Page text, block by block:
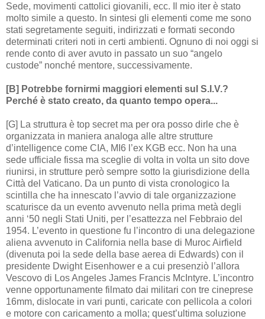
Sede, movimenti cattolici giovanili, ecc. Il mio iter è stato
molto simile a questo. In sintesi gli elementi come me sono
stati segretamente seguiti, indirizzati e formati secondo
determinati criteri noti in certi ambienti. Ognuno di noi oggi si
rende conto di aver avuto in passato un suo “angelo
custode” nonché mentore, successivamente.
[B] Potrebbe fornirmi maggiori elementi sul S.I.V.?
Perché è stato creato, da quanto tempo opera...
[G] La struttura è top secret ma per ora posso dirle che è
organizzata in maniera analoga alle altre strutture
d’intelligence come CIA, MI6 l’ex KGB ecc. Non ha una
sede ufficiale fissa ma sceglie di volta in volta un sito dove
riunirsi, in strutture però sempre sotto la giurisdizione della
Città del Vaticano. Da un punto di vista cronologico la
scintilla che ha innescato l’avvio di tale organizzazione
scaturisce da un evento avvenuto nella prima metà degli
anni ‘50 negli Stati Uniti, per l’esattezza nel Febbraio del
1954. L’evento in questione fu l’incontro di una delegazione
aliena avvenuto in California nella base di Muroc Airfield
(divenuta poi la sede della base aerea di Edwards) con il
presidente Dwight Eisenhower e a cui presenziò l’allora
Vescovo di Los Angeles James Francis McIntyre. L’incontro
venne opportunamente filmato dai militari con tre cineprese
16mm, dislocate in vari punti, caricate con pellicola a colori
e motore con caricamento a molla; quest’ultima soluzione